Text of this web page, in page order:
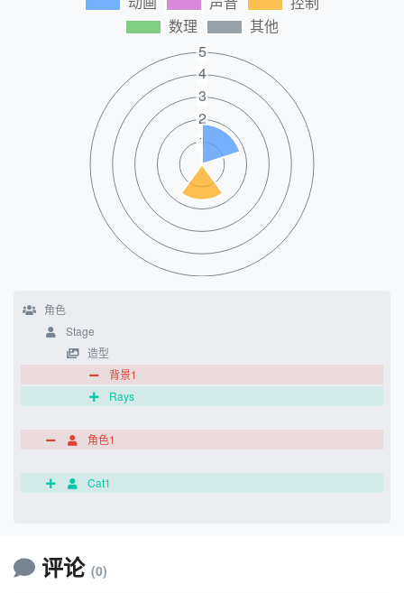
角色
Stage
造型
背景1
Rays
角色1
Cat1
评论 (0)